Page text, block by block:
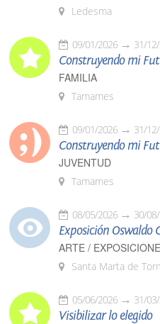
Ledesma
09/01/2026 31/
Construyendo mi
FAMILIA
Tamames
09/01/2026 31/
Construyendo mi
JUVENTUD
Tamames
08/05/2026 30/
Exposición Oswaldo
ARTE /
Santa Marta de
05/06/2026 31/
Visibilizar lo elegido